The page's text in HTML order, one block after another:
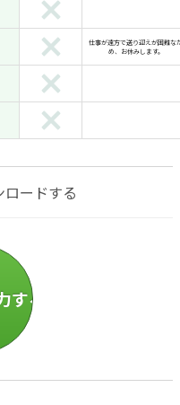
仕事が遠方で送り迎えが困難な
め、お休みします。
ードする